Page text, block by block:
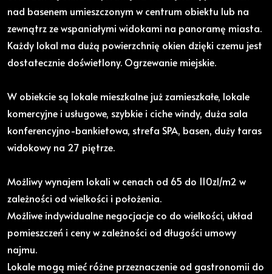
nad basenem umieszczonym w centrum obiektu lub na
zewnątrz ze wspaniałymi widokami na panoramę miasta.
Każdy lokal ma dużą powierzchnię okien dzięki czemu jest
dostatecznie doświetlony. Ogrzewanie miejskie.
W obiekcie są lokale mieszkalne już zamieszkałe, lokale
komercyjne i usługowe, szybkie i ciche windy, duża sala
konferencyjno-bankietowa, strefa SPA, basen, duży taras
widokowy na 27 piętrze.
Możliwy wynajem lokali w cenach od 65 do 110zl/m2 w
zależności od wielkości i położenia.
Możliwe indywidualne negocjacje co do wielkości, układ
pomieszczeń i ceny w zależności od długości umowy
najmu.
Lokale mogą mieć różne przeznaczenie od gastronomii do